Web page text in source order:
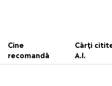
Cine
recomandă
Cărți
A.I.